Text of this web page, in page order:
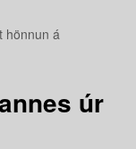
hönnun á
úr